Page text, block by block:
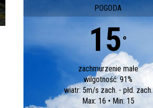
POGODA
15 °
zachmurzenie małe
wilgotność: 91%
wiatr: 5m/s zach. - płd. zach.
Max: 16 • Min: 15